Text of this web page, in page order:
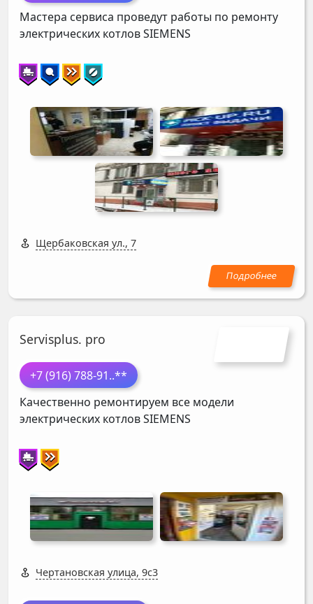
Мастера сервиса проведут работы по ремонту
электрических котловSIEMENS
Щербаковская ул., 7
Servisplus. pro
+7 (916) 788-91..**
Качественно ремонтируем все модели
электрических котловSIEMENS
Чертановская улица, 9с3